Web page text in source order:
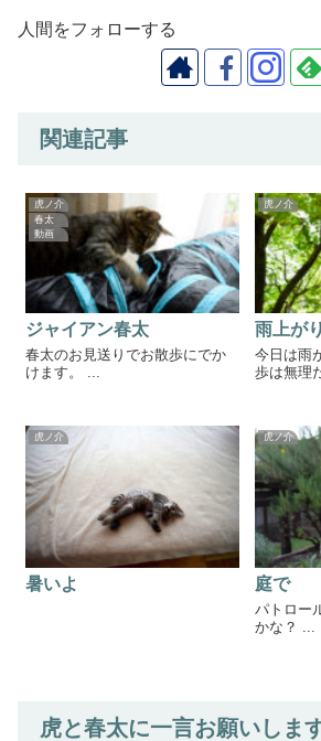
人間をフォローする
関連記事
虎ノ介
春太
動画
ジャイアン春太
春太のお見送りでお散歩にでか
けます。 ...
虎ノ介
雨上がり
今日は雨
歩は無理
虎ノ介
暑いよ
虎ノ介
庭で
パトロー
かな？ ...
虎と春太に一言お願いしま